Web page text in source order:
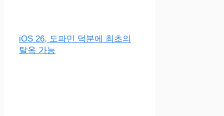
iOS 26, 도파민 덕분에 최초의
탈옥 가능